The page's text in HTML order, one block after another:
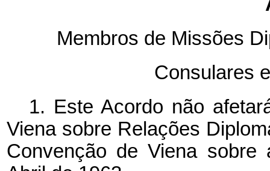
Membros de Missões
Consulares
1. Este Acordo não
Viena sobre Relações
Convenção de Viena